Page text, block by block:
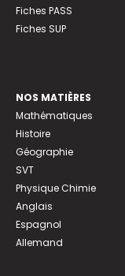
Fiches PASS
Fiches SUP
NOS MATIÈRES
Mathématiques
Histoire
Géographie
SVT
Physique Chimie
Anglais
Espagnol
Allemand